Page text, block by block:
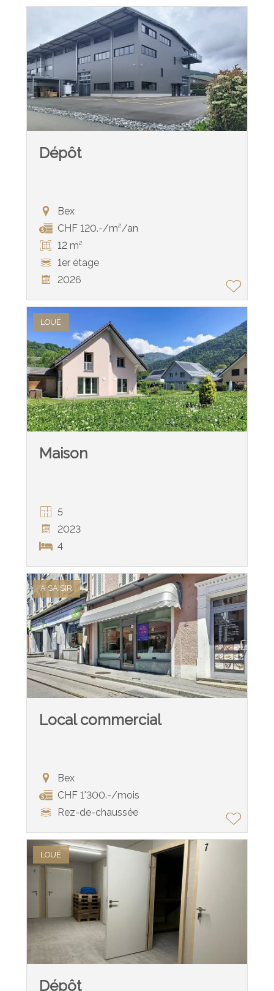
Dépôt
Bex
CHF 120.-/m²/an
12 m²
1er étage
2026
LOUÉ
Maison
5
2023
4
A SAISIR
Local commercial
Bex
CHF 1'300.-/mois
Rez-de-chaussée
LOUÉ
Dépôt